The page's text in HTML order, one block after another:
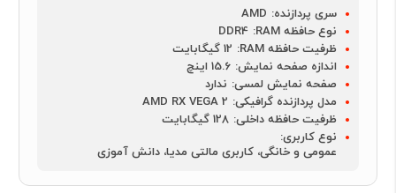
سری پردازنده: AMD
نوع حافظه RAM:
DDR4
ظرفیت حافظه RAM:
12 گیگابایت
اندازه صفحه نمایش: 15.6 اینچ
صفحه نمایش لمسی: ندارد
مدل پردازنده گرافیکی: AMD RX VEGA 2
ظرفیت حافظه داخلی: 128 گیگابایت
نوع کاربری:
عمومی و خانگی، کاربری مالتی مدیا، دانش آموزی